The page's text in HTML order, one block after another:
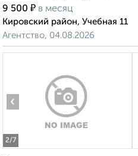
9 500 ₽ в месяц
Кировский район, Учебная 11
Агентство, 04.08.2026
2/7
‹